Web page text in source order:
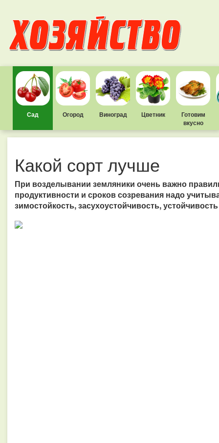
Сад Огород Виноград Цветник
Готовим
вкусно
Какой сорт лучше
При возделывании земляники очень важно
продуктивности и сроков созревания надо
зимостойкость, засухоустойчивость,